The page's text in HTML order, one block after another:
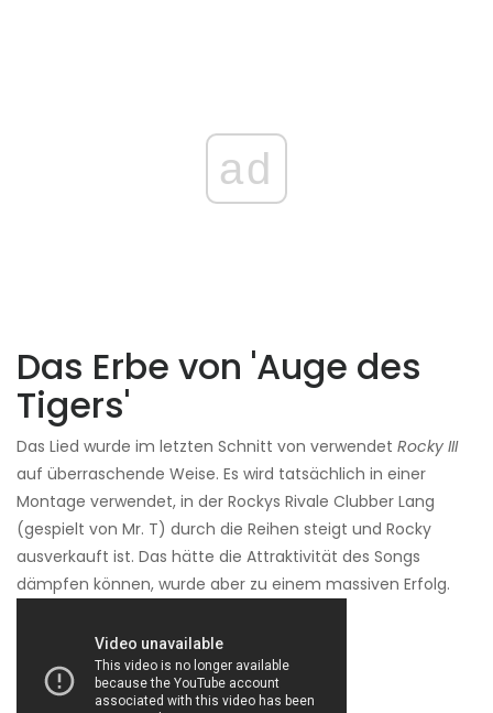
ad
Das Erbe von 'Auge des
Tigers'
Das Lied wurde im letzten Schnitt von verwendet Rocky III
auf überraschende Weise. Es wird tatsächlich in einer
Montage verwendet, in der Rockys Rivale Clubber Lang
(gespielt von Mr. T) durch die Reihen steigt und Rocky
ausverkauft ist. Das hätte die Attraktivität des Songs
dämpfen können, wurde aber zu einem massiven Erfolg.